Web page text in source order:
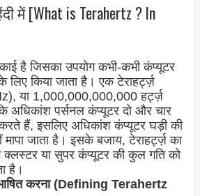
में [What is Terahertz ? In
है जिसका उपयोग कभी-कभी कंप्यूटर
लिए किया जाता है। एक टेराहर्ट्ज़
या 1,000,000,000,000 हर्ट्ज़
अधिकांश पर्सनल कंप्यूटर दो और चार
करते हैं, इसलिए अधिकांश कंप्यूटर घड़ी की
मापा जाता है। इसके बजाय, टेराहर्ट्ज़ का
क्लस्टर या सुपर कंप्यूटर की कुल गति को
है।
करना (Defining Terahertz